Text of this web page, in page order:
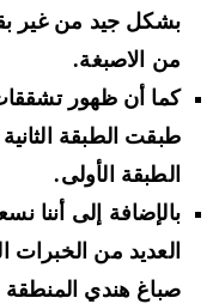
بشكل جيد من غير بقع
من الاصبغة.
كما أن ظهور تشققات
طبقت الطبقة الثانية
الطبقة الأولى.
بالإضافة إلى أننا
العديد من الخبرات
صباغ هندي المنطقة